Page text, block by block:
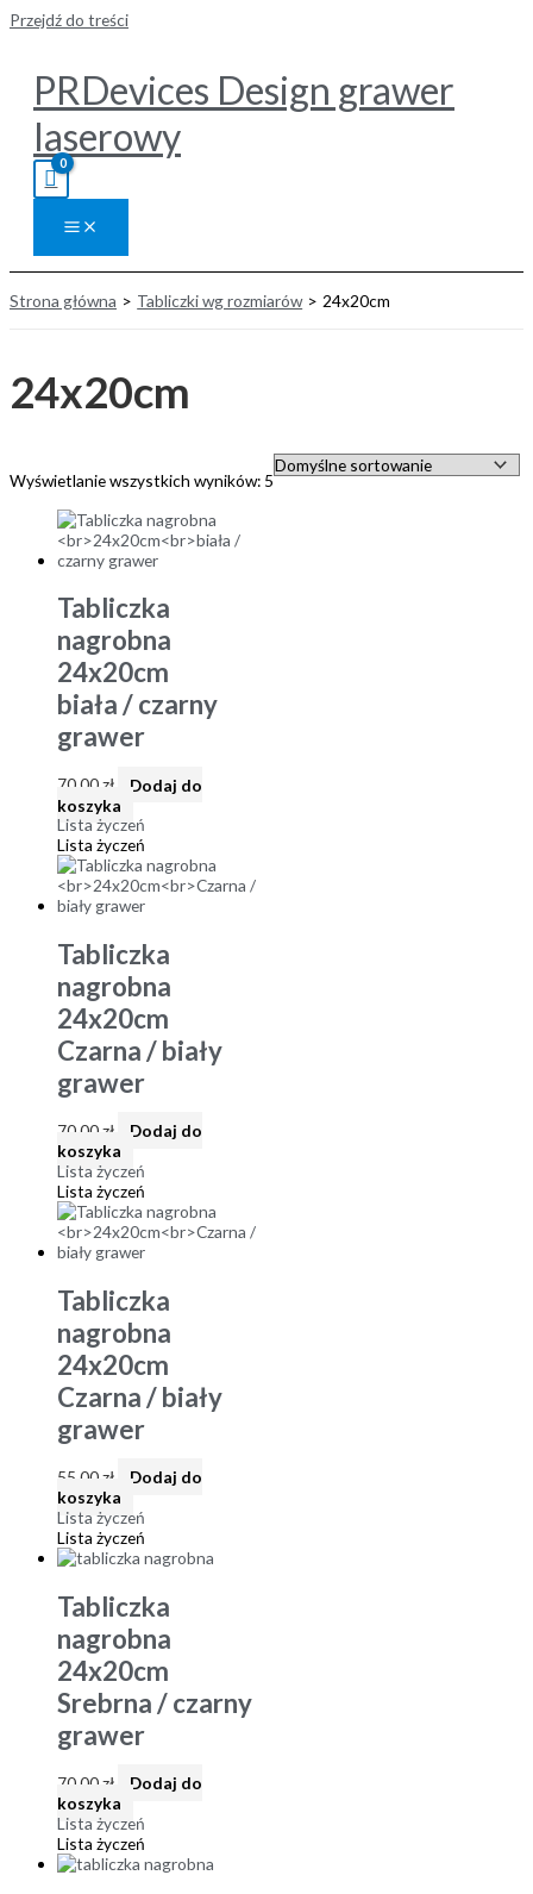
Przejdź do treści
PRDevices Design grawer
laserowy
Strona główna Tabliczki wg rozmiarów 24x20cm
24x20cm
Wyświetlanie wszystkich wyników: 5
Tabliczka
nagrobna
24x20cm
biała / czarny
grawer
70,00zł
Dodaj do
koszyka
Lista życzeń
Lista życzeń
Tabliczka
nagrobna
24x20cm
Czarna / biały
grawer
70,00zł
Dodaj do
koszyka
Lista życzeń
Lista życzeń
Tabliczka
nagrobna
24x20cm
Czarna / biały
grawer
55,00zł
Dodaj do
koszyka
Lista życzeń
Lista życzeń
Tabliczka
nagrobna
24x20cm
Srebrna / czarny
grawer
70,00zł
Dodaj do
koszyka
Lista życzeń
Lista życzeń